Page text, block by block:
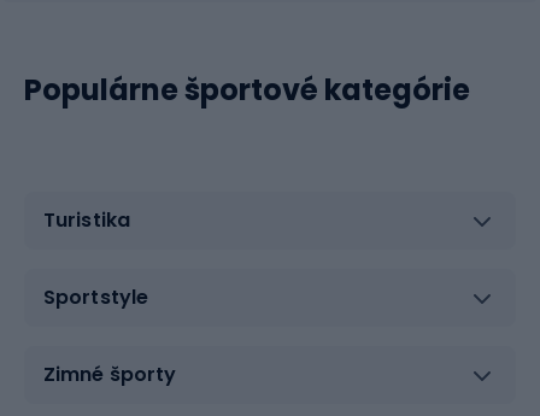
Populárne športové kategórie
Turistika
Sportstyle
Zimné športy